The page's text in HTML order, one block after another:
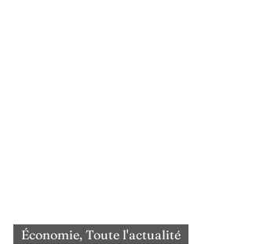
Économie, Toute l'actualité